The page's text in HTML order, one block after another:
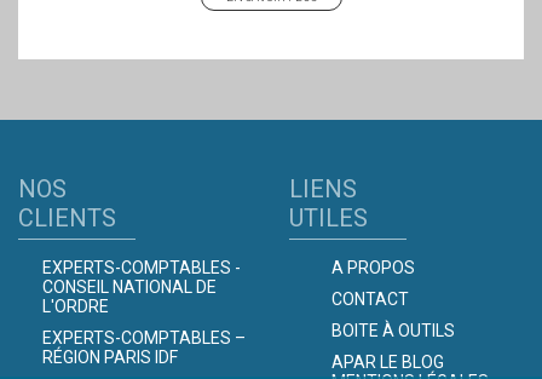
NOS
CLIENTS
EXPERTS-COMPTABLES -
CONSEIL NATIONAL DE
L'ORDRE
EXPERTS-COMPTABLES –
RÉGION PARIS IDF
LIENS
UTILES
A PROPOS
CONTACT
BOITE À OUTILS
APAR LE BLOG